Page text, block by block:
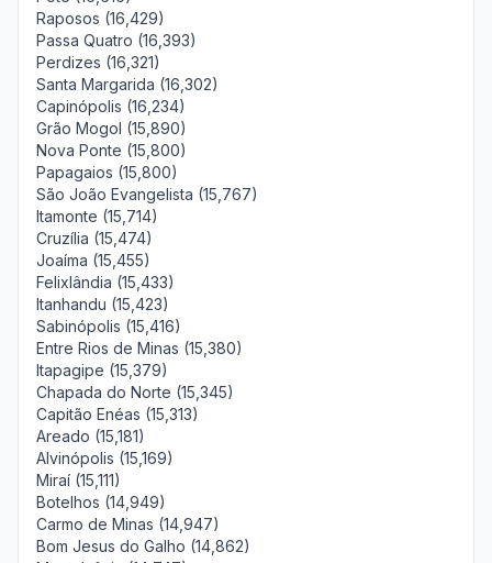
Raposos (16,429)
Passa Quatro (16,393)
Perdizes (16,321)
Santa Margarida (16,302)
Capinópolis (16,234)
Grão Mogol (15,890)
Nova Ponte (15,800)
Papagaios (15,800)
São João Evangelista (15,767)
Itamonte (15,714)
Cruzília (15,474)
Joaíma (15,455)
Felixlândia (15,433)
Itanhandu (15,423)
Sabinópolis (15,416)
Entre Rios de Minas (15,380)
Itapagipe (15,379)
Chapada do Norte (15,345)
Capitão Enéas (15,313)
Areado (15,181)
Alvinópolis (15,169)
Miraí (15,111)
Botelhos (14,949)
Carmo de Minas (14,947)
Bom Jesus do Galho (14,862)